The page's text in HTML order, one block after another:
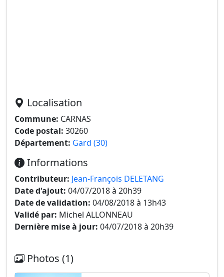
Localisation
Commune: CARNAS
Code postal: 30260
Département: Gard (30)
Informations
Contributeur: Jean-François DELETANG
Date d'ajout: 04/07/2018 à 20h39
Date de validation: 04/08/2018 à 13h43
Validé par: Michel ALLONNEAU
Dernière mise à jour: 04/07/2018 à 20h39
Photos (1)